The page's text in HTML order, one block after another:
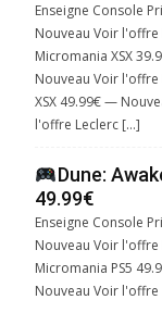
Enseigne Console
Nouveau Voir
Micromania XSX
Nouveau Voir l'offre
XSX 49.99€ —
l'offre Leclerc […]
Dune:
49.99€
Enseigne Console
Nouveau Voir l'offre
Micromania PS5
Nouveau Voir l'offre